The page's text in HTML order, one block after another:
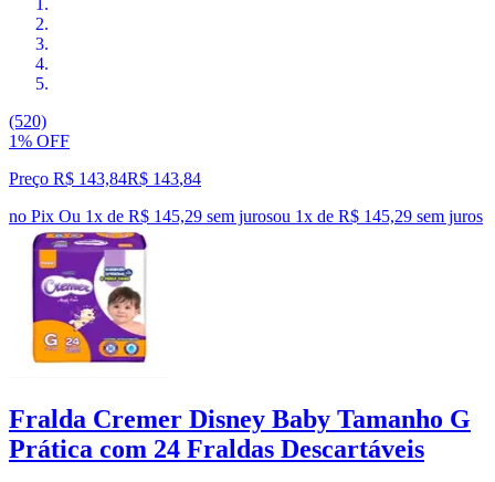
(520)
1% OFF
Preço R$ 143,84R$ 143,84
no Pix Ou 1x de R$ 145,29 sem jurosou 1x de R$ 145,29 sem juros
Fralda Cremer Disney Baby Tamanho G
Prática com 24 Fraldas Descartáveis